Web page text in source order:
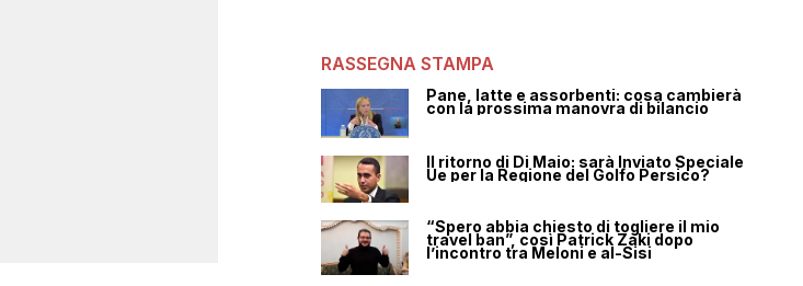
RASSEGNA STAMPA
Pane, latte e assorbenti: cosa cambierà
con la prossima manovra di bilancio
Il ritorno di Di Maio: sarà Inviato Speciale
Ue per la Regione del Golfo Persico?
“Spero abbia chiesto di togliere il mio
travel ban”, così Patrick Zaki dopo
l’incontro tra Meloni e al-Sisi